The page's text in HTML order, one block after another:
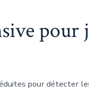
pour
pour détecter